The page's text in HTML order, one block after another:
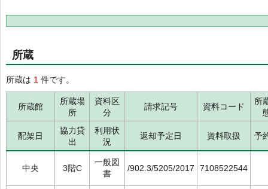
所蔵
所蔵は 1 件です。
所蔵館
所蔵場
所
資料区
分
請求記号 資料コード
所
配架日
協力貸
出
利用状
況
返却予定日 資料取扱 予
中央 3階C
一般図
書
/902.3/5205/2017 7108522544